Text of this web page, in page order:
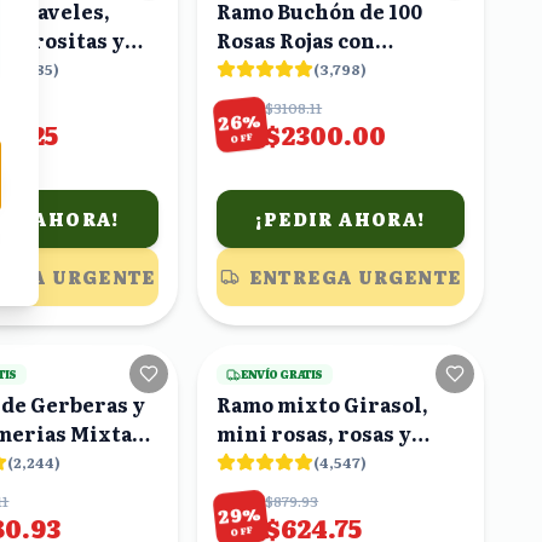
claveles,
rositas y
blancas en
corazón
5,585)
AHORA!
URGENTE
Ramo Buchón de 100
Rosas Rojas con
Eucalipto(3,798)
26%
OFF
$3108.11
$2300.00
¡PEDIR AHORA!
ENTREGA URGENTE
8viendo
Gerberas y
Mixtas
con Moño
(2,244)
19viendo
ENVÍO GRATIS
Ramo mixto Girasol,
mini rosas, rosas y
lirios blancos en ramo
(4,547)
29%
OFF
$879.93
$624.75